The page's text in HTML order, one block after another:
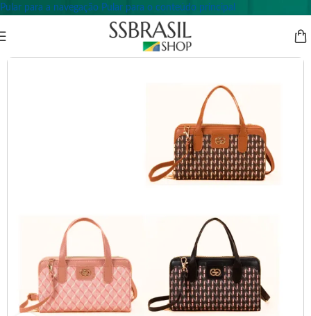
Pular para a navegação Pular para o conteúdo principal